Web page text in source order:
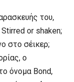
του,
or shaken;
στο σέικερ;
ο
όνομα Bond,